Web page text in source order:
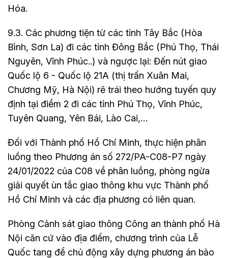
Hóa.
9.3. Các phương tiện từ các tỉnh Tây Bắc (Hòa
Bình, Sơn La) đi các tỉnh Đông Bắc (Phú Thọ, Thái
Nguyên, Vĩnh Phúc..) và ngược lại: Đến nút giao
Quốc lộ 6 - Quốc lộ 21A (thị trấn Xuân Mai,
Chương Mỹ, Hà Nội) rẽ trái theo hướng tuyến quy
định tại điểm 2 đi các tỉnh Phú Thọ, Vĩnh Phúc,
Tuyên Quang, Yên Bái, Lào Cai,…
Đối với Thành phố Hồ Chí Minh, thực hiện phân
luồng theo Phương án số 272/PA-C08-P7 ngày
24/01/2022 của C08 về phân luồng, phòng ngừa
giải quyết ùn tắc giao thông khu vực Thành phố
Hồ Chí Minh và các địa phương có liên quan.
Phòng Cảnh sát giao thông Công an thành phố Hà
Nội căn cứ vào địa điểm, chương trình của Lễ
Quốc tang để chủ động xây dựng phương án bảo